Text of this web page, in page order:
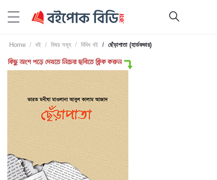
Home বই বিষয় সমূহ বিবিধ বই ছেঁড়াপাতা (হার্ডকভার)